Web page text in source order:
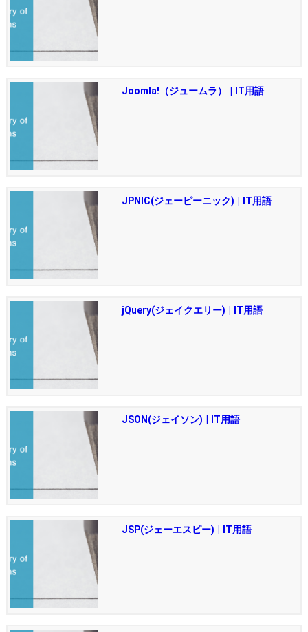
Joomla!（ジュームラ） | IT用語
JPNIC(ジェーピーニック) | IT用語
jQuery(ジェイクエリー) | IT用語
JSON(ジェイソン) | IT用語
JSP(ジェーエスピー) | IT用語